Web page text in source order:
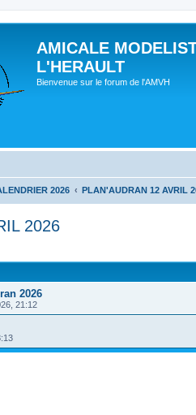
AMICALE
L'HERAULT
Bienvenue sur le forum de l'AMVH
2026 PLAN'AUDRAN 12 AVRIL
2026
2026
21:12